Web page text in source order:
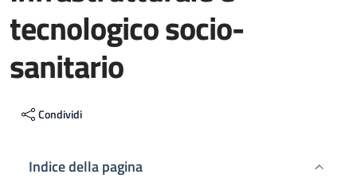
tecnologico socio-
sanitario
Contenuto di pagina generica
Condividi
Indice della pagina